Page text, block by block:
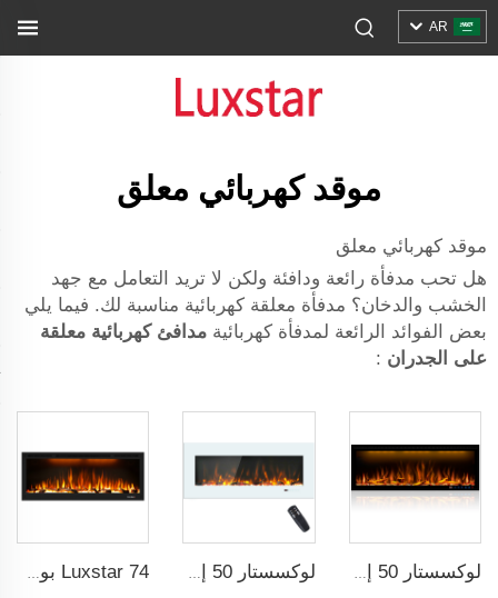
AR
موقد كهربائي معلق
موقد كهربائي معلق
هل تحب مدفأة رائعة ودافئة ولكن لا تريد التعامل مع جهد
الخشب والدخان؟ مدفأة معلقة كهربائية مناسبة لك. فيما يلي
بعض الفوائد الرائعة لمدفأة كهربائية مدافئ كهربائية معلقة
على الجدران :
لوكسستار 50 إنش موقد زخرفي مع جهاز تحكم ذكي LCD لوكسستار 50 إنش شاشة عريضة بيضاء موقد كهربائي منزلي مع تقنية LED Luxstar 74 بوصة جودة عالية تأثير دخان 3D Fireplace داخلية